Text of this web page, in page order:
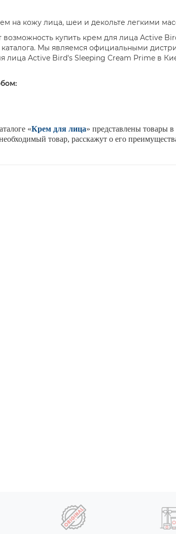
на кожу лица, шеи и декольте легкими
возможность купить крем для лица Active
Мы являемся официальными
лица Active Bird's Sleeping Cream Prime в
«Крем для лица» представлены товары
товар, расскажут о его